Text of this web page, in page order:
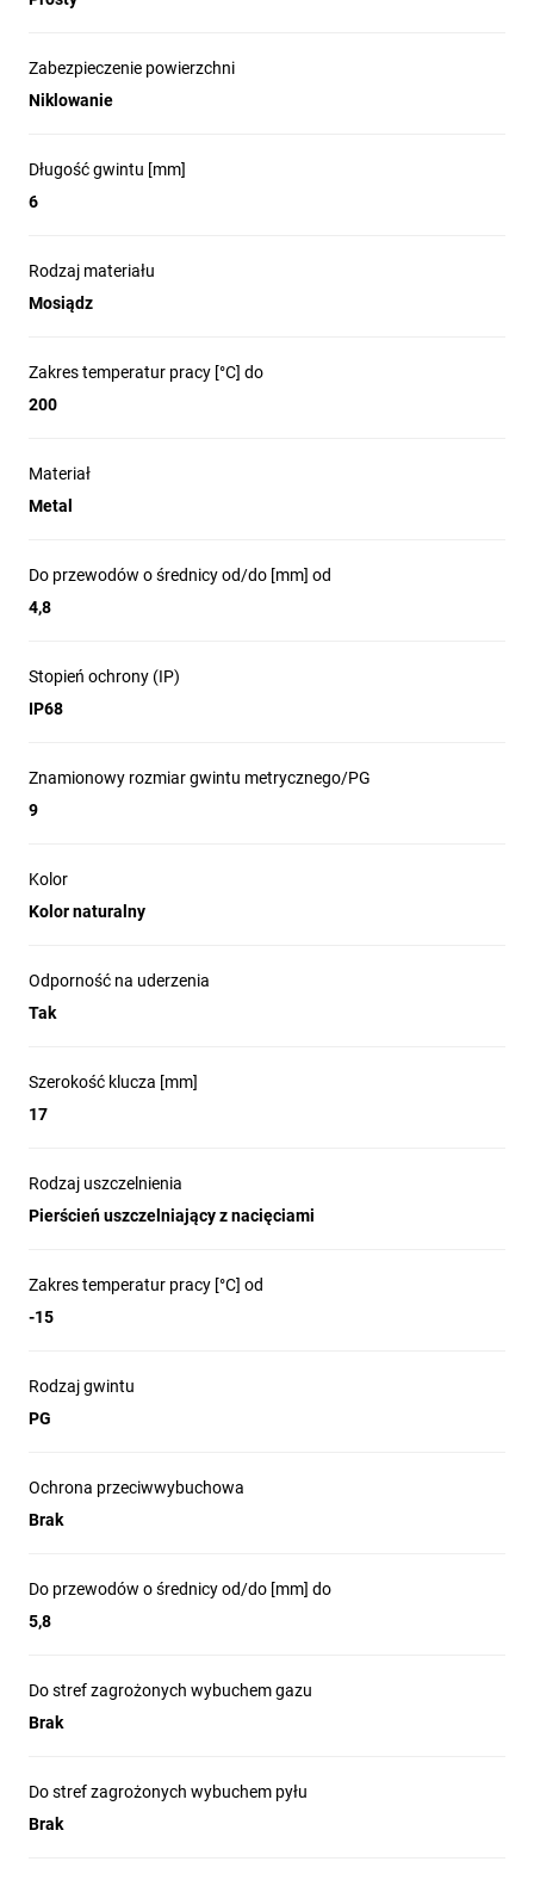
Zabezpieczenie powierzchni
Niklowanie
Długość gwintu [mm]
6
Rodzaj materiału
Mosiądz
Zakres temperatur pracy [°C] do
200
Materiał
Metal
Do przewodów o średnicy od/do [mm] od
4,8
Stopień ochrony (IP)
IP68
Znamionowy rozmiar gwintu metrycznego/PG
9
Kolor
Kolor naturalny
Odporność na uderzenia
Tak
Szerokość klucza [mm]
17
Rodzaj uszczelnienia
Pierścień uszczelniający z nacięciami
Zakres temperatur pracy [°C] od
-15
Rodzaj gwintu
PG
Ochrona przeciwwybuchowa
Brak
Do przewodów o średnicy od/do [mm] do
5,8
Do stref zagrożonych wybuchem gazu
Brak
Do stref zagrożonych wybuchem pyłu
Brak